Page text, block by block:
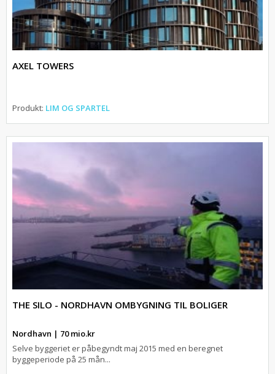
AXEL TOWERS
Produkt: LIM OG SPARTEL
THE SILO - NORDHAVN OMBYGNING TIL BOLIGER
Nordhavn | 70 mio.kr
Selve byggeriet er påbegyndt maj 2015 med en beregnet
byggeperiode på 25 mån...